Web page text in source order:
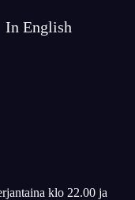
In English
klo 22.00 ja